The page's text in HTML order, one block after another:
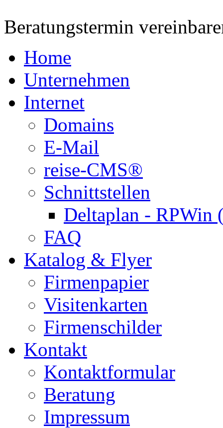
Beratungstermin
Home
Unternehmen
Internet
Domains
E-Mail
reise-CMS®
Schnittstellen
Deltaplan - RPWin
FAQ
Katalog & Flyer
Firmenpapier
Visitenkarten
Firmenschilder
Kontakt
Kontaktformular
Beratung
Impressum